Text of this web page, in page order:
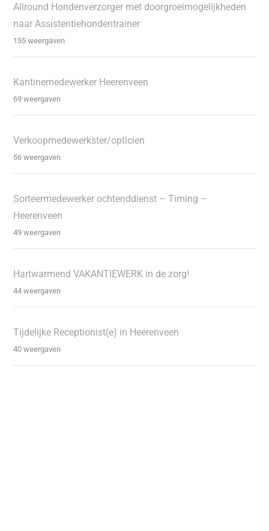
Allround Hondenverzorger met doorgroeimogelijkheden
naar Assistentiehondentrainer
155 weergaven
Kantinemedewerker Heerenveen
69 weergaven
Verkoopmedewerkster/opticien
56 weergaven
Sorteermedewerker ochtenddienst – Timing –
Heerenveen
49 weergaven
Hartwarmend VAKANTIEWERK in de zorg!
44 weergaven
Tijdelijke Receptionist(e) in Heerenveen
40 weergaven